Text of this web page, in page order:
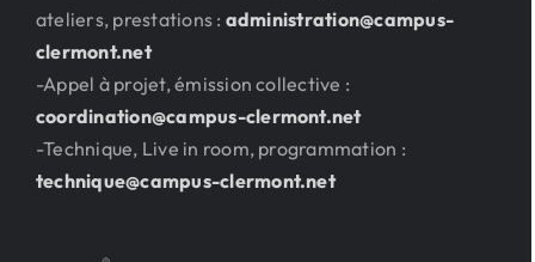
ateliers, prestations : administration@campus-
clermont.net
-Appel à projet, émission collective :
coordination@campus-clermont.net
-Technique, Live in room, programmation :
technique@campus-clermont.net